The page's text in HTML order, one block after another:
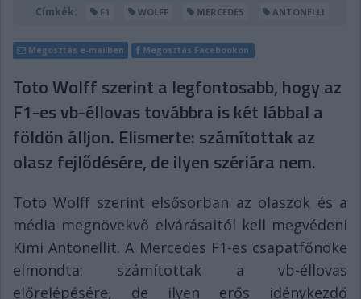
Címkék:
F1 WOLFF MERCEDES ANTONELLI
Megosztás e-mailben Megosztás Facebookon
Toto Wolff szerint a legfontosabb, hogy az
F1-es vb-éllovas továbbra is két lábbal a
földön álljon. Elismerte: számítottak az
olasz fejlődésére, de ilyen szériára nem.
Toto Wolff szerint elsősorban az olaszok és a
média megnövekvő elvárásaitól kell megvédeni
Kimi Antonellit. A Mercedes F1-es csapatfőnöke
elmondta: számítottak a vb-éllovas
előrelépésére, de ilyen erős idénykezdő